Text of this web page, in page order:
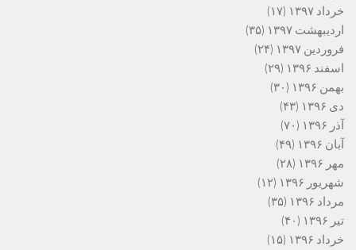
خرداد ۱۳۹۷
(۱۷)
اردیبهشت ۱۳۹۷
(۳۵)
فروردین ۱۳۹۷
(۲۴)
اسفند ۱۳۹۶
(۲۹)
بهمن ۱۳۹۶
(۳۰)
دی ۱۳۹۶
(۴۳)
آذر ۱۳۹۶
(۷۰)
آبان ۱۳۹۶
(۴۹)
مهر ۱۳۹۶
(۲۸)
شهریور ۱۳۹۶
(۱۲)
مرداد ۱۳۹۶
(۳۵)
تیر ۱۳۹۶
(۴۰)
خرداد ۱۳۹۶
(۱۵)